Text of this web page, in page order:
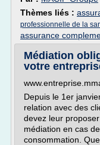
Thèmes liés :
professionnelle de la
assurance
Médiation
votre
Depuis le 1er
relation avec des
devez leur
médiation en cas
consommation.